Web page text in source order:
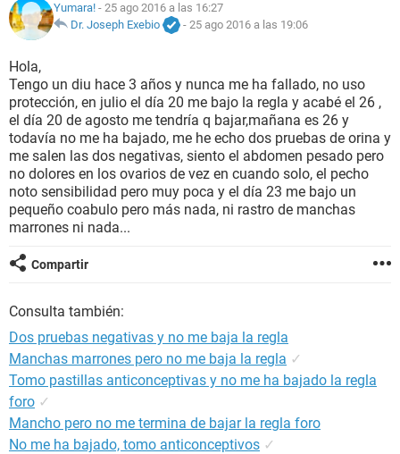
NUTRICIÓN
BIENESTAR
SEXUALIDAD
GLOSARIO
Yumara! - 25 ago 2016 a las 16:27
Dr. Joseph Exebio
- 25 ago 2016 a las 19:06
Hola,
Tengo un diu hace 3 años y nunca me ha fallado, no uso
protección, en julio el día 20 me bajo la regla y acabé el 26 ,
el día 20 de agosto me tendría q bajar,mañana es 26 y
todavía no me ha bajado, me he echo dos pruebas de orina y
me salen las dos negativas, siento el abdomen pesado pero
no dolores en los ovarios de vez en cuando solo, el pecho
noto sensibilidad pero muy poca y el día 23 me bajo un
pequeño coabulo pero más nada, ni rastro de manchas
marrones ni nada...
Compartir
Consulta también:
Dos pruebas negativas y no me baja la regla
Manchas marrones pero no me baja la regla ✓
Tomo pastillas anticonceptivas y no me ha bajado la regla
foro ✓
Mancho pero no me termina de bajar la regla foro
No me ha bajado, tomo anticonceptivos ✓